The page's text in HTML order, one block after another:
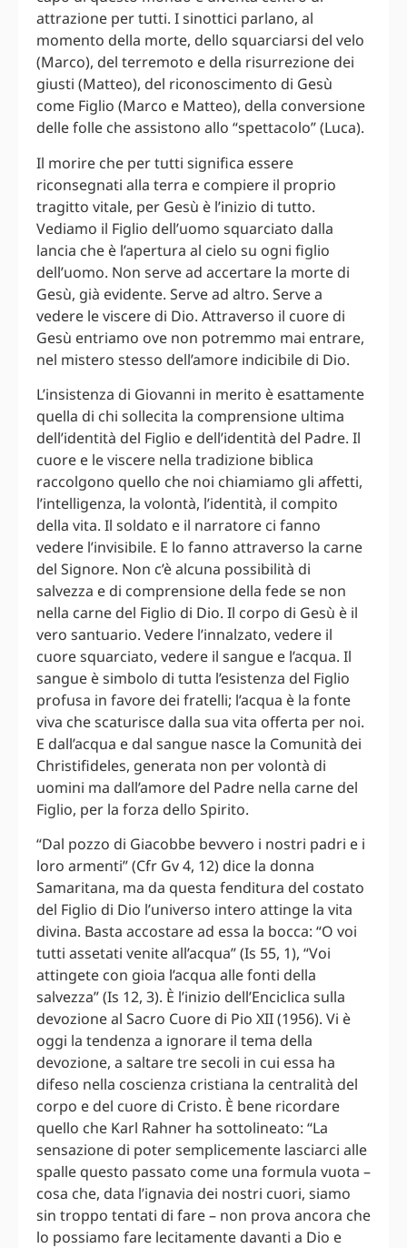
attrazione per tutti. I sinottici parlano, al
momento della morte, dello squarciarsi del velo
(Marco), del terremoto e della risurrezione dei
giusti (Matteo), del riconoscimento di Gesù
come Figlio (Marco e Matteo), della conversione
delle folle che assistono allo “spettacolo” (Luca).
Il morire che per tutti significa essere
riconsegnati alla terra e compiere il proprio
tragitto vitale, per Gesù è l’inizio di tutto.
Vediamo il Figlio dell’uomo squarciato dalla
lancia che è l’apertura al cielo su ogni figlio
dell’uomo. Non serve ad accertare la morte di
Gesù, già evidente. Serve ad altro. Serve a
vedere le viscere di Dio. Attraverso il cuore di
Gesù entriamo ove non potremmo mai entrare,
nel mistero stesso dell’amore indicibile di Dio.
L’insistenza di Giovanni in merito è esattamente
quella di chi sollecita la comprensione ultima
dell’identità del Figlio e dell’identità del Padre. Il
cuore e le viscere nella tradizione biblica
raccolgono quello che noi chiamiamo gli affetti,
l’intelligenza, la volontà, l’identità, il compito
della vita. Il soldato e il narratore ci fanno
vedere l’invisibile. E lo fanno attraverso la carne
del Signore. Non c’è alcuna possibilità di
salvezza e di comprensione della fede se non
nella carne del Figlio di Dio. Il corpo di Gesù è il
vero santuario. Vedere l’innalzato, vedere il
cuore squarciato, vedere il sangue e l’acqua. Il
sangue è simbolo di tutta l’esistenza del Figlio
profusa in favore dei fratelli; l’acqua è la fonte
viva che scaturisce dalla sua vita offerta per noi.
E dall’acqua e dal sangue nasce la Comunità dei
Christifideles, generata non per volontà di
uomini ma dall’amore del Padre nella carne del
Figlio, per la forza dello Spirito.
“Dal pozzo di Giacobbe bevvero i nostri padri e i
loro armenti” (Cfr Gv 4, 12) dice la donna
Samaritana, ma da questa fenditura del costato
del Figlio di Dio l’universo intero attinge la vita
divina. Basta accostare ad essa la bocca: “O voi
tutti assetati venite all’acqua” (Is 55, 1), “Voi
attingete con gioia l’acqua alle fonti della
salvezza” (Is 12, 3). È l’inizio dell’Enciclica sulla
devozione al Sacro Cuore di Pio XII (1956). Vi è
oggi la tendenza a ignorare il tema della
devozione, a saltare tre secoli in cui essa ha
difeso nella coscienza cristiana la centralità del
corpo e del cuore di Cristo. È bene ricordare
quello che Karl Rahner ha sottolineato: “La
sensazione di poter semplicemente lasciarci alle
spalle questo passato come una formula vuota –
cosa che, data l’ignavia dei nostri cuori, siamo
sin troppo tentati di fare – non prova ancora che
lo possiamo fare lecitamente davanti a Dio e